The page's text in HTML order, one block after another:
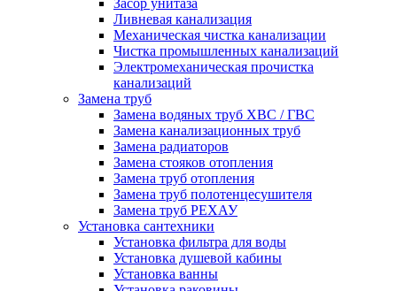
Засор унитаза
Ливневая канализация
Механическая чистка канализации
Чистка промышленных канализаций
Электромеханическая прочистка
канализаций
Замена труб
Замена водяных труб ХВС / ГВС
Замена канализационных труб
Замена радиаторов
Замена стояков отопления
Замена труб отопления
Замена труб полотенцесушителя
Замена труб РЕХАУ
Установка сантехники
Установка фильтра для воды
Установка душевой кабины
Установка ванны